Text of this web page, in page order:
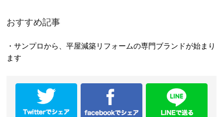
おすすめ記事
・サンプロから、平屋減築リフォームの専門ブランドが始まり
ます